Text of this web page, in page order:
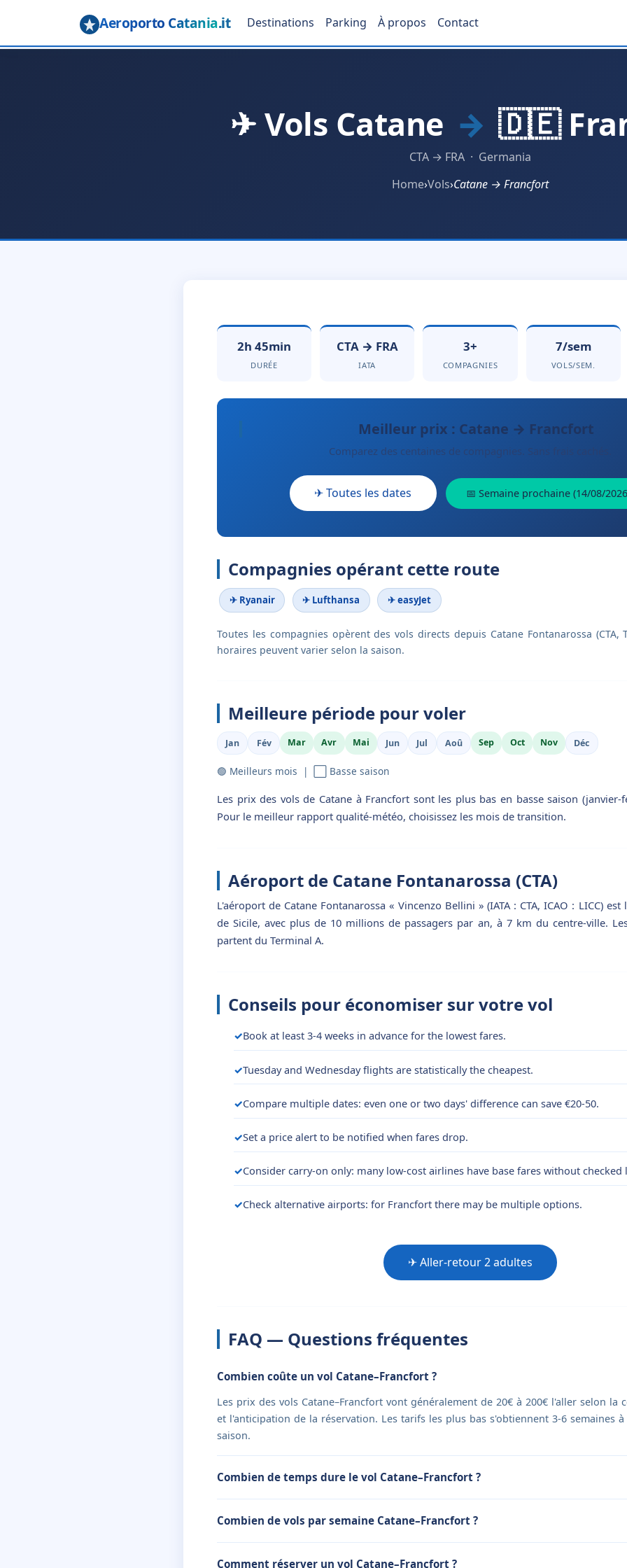
Aeroporto Catania.it Destinations Parking À propos Contact
✈ Vols Catane → 🇩🇪
CTA → FRA · Germania
Home›Vols›Catane → Francfort
2h 45min
DURÉE
CTA → FRA
IATA
3+
COMPAGNIES
7/sem
VOLS/SEM.
Meilleur prix : Catane → Francfort
Comparez des centaines de compagnies. Sans frais cachés.
✈ Toutes les dates 📅 Semaine prochaine (14/08/
Compagnies opérant cette route
✈ Ryanair ✈ Lufthansa ✈ easyJet
Toutes les compagnies opèrent des vols directs depuis Catane Fontanarossa (CTA,
horaires peuvent varier selon la saison.
Meilleure période pour voler
Jan Fév Mar Avr Mai Jun Jul Aoû Sep Oct Nov Déc
🟢 Meilleurs mois | ⬜ Basse saison
Les prix des vols de Catane à Francfort sont les plus bas en basse saison (janvier-
Pour le meilleur rapport qualité-météo, choisissez les mois de transition.
Aéroport de Catane Fontanarossa (CTA)
L'aéroport de Catane Fontanarossa « Vincenzo Bellini » (IATA : CTA, ICAO : LICC)
de Sicile, avec plus de 10 millions de passagers par an, à 7 km du centre-ville.
partent du Terminal A.
Conseils pour économiser sur votre vol
Book at least 3-4 weeks in advance for the lowest fares.
Tuesday and Wednesday flights are statistically the cheapest.
Compare multiple dates: even one or two days' difference can save €20-50.
Set a price alert to be notified when fares drop.
Consider carry-on only: many low-cost airlines have base fares without checked
Check alternative airports: for Francfort there may be multiple options.
✈ Aller-retour 2 adultes
FAQ — Questions fréquentes
Combien coûte un vol Catane–Francfort ?
Les prix des vols Catane–Francfort vont généralement de 20€ à 200€ l'aller selon la
et l'anticipation de la réservation. Les tarifs les plus bas s'obtiennent 3-6 semaines à
saison.
Combien de temps dure le vol Catane–Francfort ?
Combien de vols par semaine Catane–Francfort ?
Comment réserver un vol Catane–Francfort ?